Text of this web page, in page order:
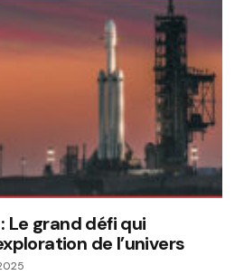
Le grand défi qui
de l’univers